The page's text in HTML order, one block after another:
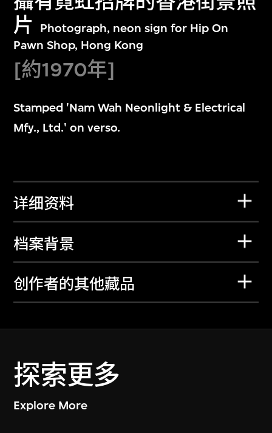
片
Photograph, neon sign for Hip On
Pawn Shop, Hong Kong
[約1970年]
Stamped 'Nam Wah Neonlight & Electrical
Mfy., Ltd.' on verso.
详细资料
档案背景
创作者的其他藏品
探索更多
Explore More